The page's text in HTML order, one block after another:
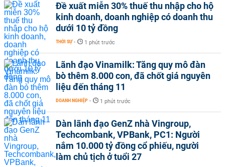
Đề xuất miễn 30% thuế thu nhập cho hộ
kinh doanh, doanh nghiệp có doanh thu
dưới 10 tỷ đồng
THỜI SỰ - 1 phút trước
Lãnh đạo Vinamilk: Tăng quy mô đàn
bò thêm 8.000 con, đã chốt giá nguyên
liệu đến tháng 11
DOANH NGHIỆP - 1 phút trước
Dàn lãnh đạo GenZ nhà Vingroup,
Techcombank, VPBank, PC1: Người
nắm 10.000 tỷ đồng cổ phiếu, người
làm chủ tịch ở tuổi 27